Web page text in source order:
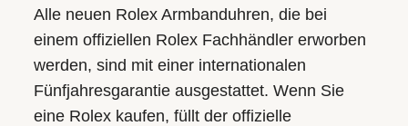
Alle neuen Rolex Armbanduhren, die bei
einem offiziellen Rolex Fachhändler erworben
werden, sind mit einer internationalen
Fünfjahresgarantie ausgestattet. Wenn Sie
eine Rolex kaufen, füllt der offizielle